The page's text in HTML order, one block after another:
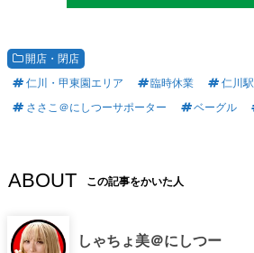
開店・閉店
仁川・甲東園エリア
臨時休業 仁川駅
ささこ＠にしつーサポーター
ベーグル
ABOUT この記事をかいた人
しゃちょ美＠にしつー